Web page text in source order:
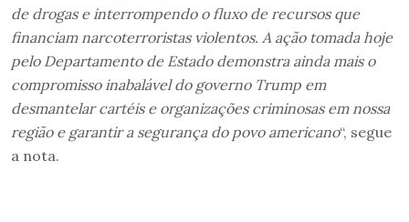
de drogas e interrompendo o fluxo de recursos que
financiam narcoterroristas violentos. A ação tomada hoje
pelo Departamento de Estado demonstra ainda mais o
compromisso inabalável do governo Trump em
desmantelar cartéis e organizações criminosas em nossa
região e garantir a segurança do povo americano“, segue
a nota.